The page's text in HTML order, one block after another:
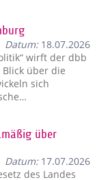
Datum:18.07.2026
wirft der dbb
über die
sich
über
Datum:17.07.2026
des Landes